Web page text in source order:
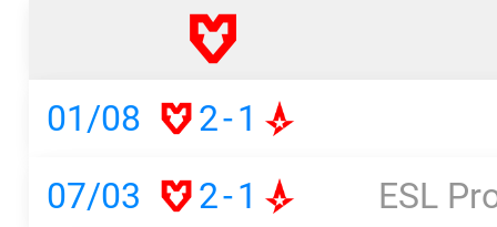
01/08 2-1
07/03
2-1
ESL